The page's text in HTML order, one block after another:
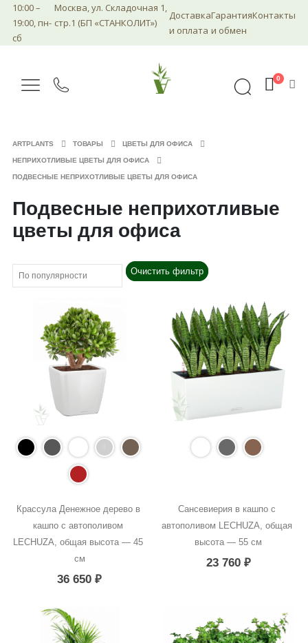
10:00 –
19:00, пн-
сб
Москва, ул. Складочная 1,
стр.1 (БП «СТАНКОЛИТ»)
Доставка
и оплата
Гарантия
и обмен
Контакты
0
ARTPLANTS ТОВАРЫ ЦВЕТЫ ДЛЯ ОФИСА
НЕПРИХОТЛИВЫЕ ЦВЕТЫ ДЛЯ ОФИСА
ПОДВЕСНЫЕ НЕПРИХОТЛИВЫЕ ЦВЕТЫ ДЛЯ ОФИСА
Подвесные неприхотливые
цветы для офиса
Очистить фильтр
Крассула Денежное дерево в
кашпо с автополивом
LECHUZA, общая высота — 45
см
36 650₽
Сансевиерия в кашпо с
автополивом LECHUZA, общая
высота — 55 см
23 760 ₽